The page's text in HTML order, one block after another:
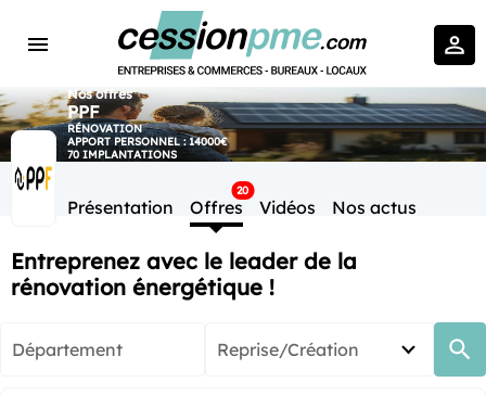
Nos offres
PPF
RÉNOVATION
APPORT PERSONNEL : 14000€
70 IMPLANTATIONS
Présentation Offres
20
Vidéos Nos actus
Entreprenez avec le leader de la
rénovation énergétique !
Département Reprise/Création